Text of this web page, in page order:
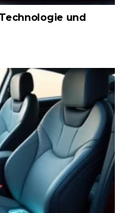
und